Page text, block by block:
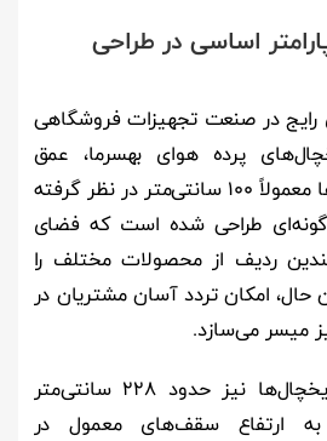
اساسی در طراحی
رایج در صنعت تجهیزات فروشگاهی
پرده هوای بهسرما، عمق
استاندارد این دستگاه‌ها معمولاً ۱۰۰ سانتی‌متر در نظر گرفته
طراحی شده است که فضای
ردیف از محصولات مختلف را
حال، امکان تردد آسان مشتریان در
میسر می‌سازد.
ارتفاع استاندارد این یخچال‌ها نیز حدود ۲۲۸ سانتی‌متر
ارتفاع سقف‌های معمول در